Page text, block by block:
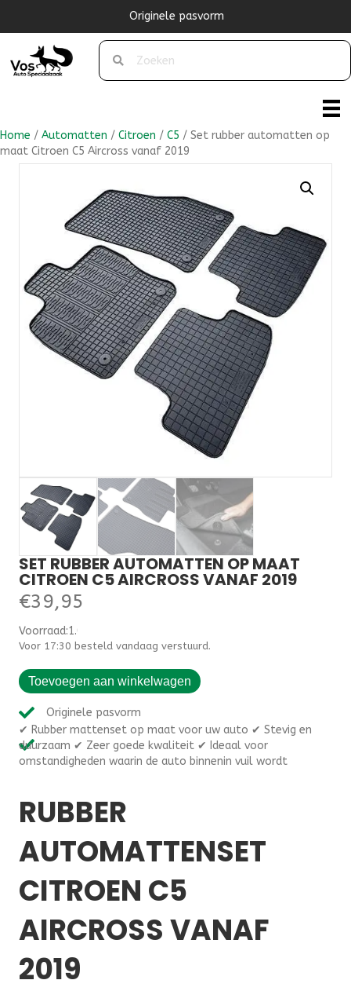
Originele pasvorm
Home / Automatten / Citroen / C5 / Set rubber automatten op
maat Citroen C5 Aircross vanaf 2019
SET RUBBER AUTOMATTEN OP MAAT
CITROEN C5 AIRCROSS VANAF 2019
€39,95
Voorraad:1.000000
Voor 17:30 besteld vandaag verstuurd.
Set
rubber
automatten
op
maat
Citroen
vanaf
2019
Toevoegen aan winkelwagen
Originele pasvorm
✔ Rubber mattenset op maat voor uw auto ✔ Stevig en
duurzaam ✔ Zeer goede kwaliteit ✔ Ideaal voor
omstandigheden waarin de auto binnenin vuil wordt
RUBBER
AUTOMATTENSET
CITROEN C5
AIRCROSS VANAF
2019